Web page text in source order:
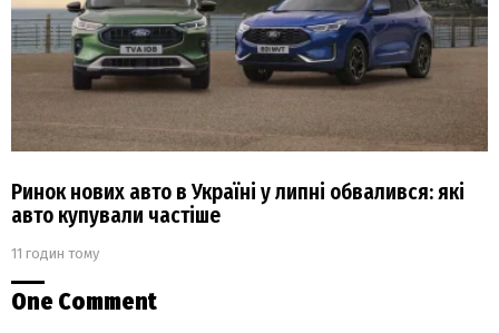
Ринок нових авто в Україні у липні обвалився: які
авто купували частіше
11 годин тому
One Comment